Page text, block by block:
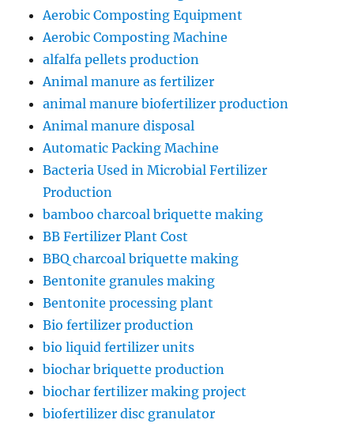
Aerobic Composting Equipment
Aerobic Composting Machine
alfalfa pellets production
Animal manure as fertilizer
animal manure biofertilizer production
Animal manure disposal
Automatic Packing Machine
Bacteria Used in Microbial Fertilizer
Production
bamboo charcoal briquette making
BB Fertilizer Plant Cost
BBQ charcoal briquette making
Bentonite granules making
Bentonite processing plant
Bio fertilizer production
bio liquid fertilizer units
biochar briquette production
biochar fertilizer making project
biofertilizer disc granulator